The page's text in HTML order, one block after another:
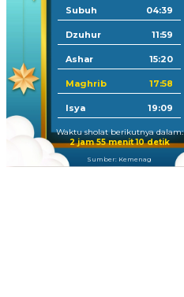
Subuh 04:39
Dzuhur 11:59
Ashar 15:20
Maghrib 17:58
Isya 19:09
Waktu sholat berikutnya dalam:
2 jam 55 menit 10 detik
Sumber: Kemenag